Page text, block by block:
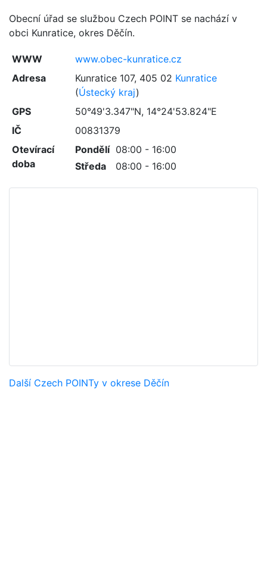
Obecní úřad se službou Czech POINT se nachází v
obci Kunratice, okres Děčín.
WWW
www.obec-kunratice.cz
Adresa
Kunratice 107, 405 02 Kunratice
(Ústecký kraj)
GPS
50°49'3.347"N, 14°24'53.824"E
IČ
00831379
Otevírací
doba
Pondělí 08:00 - 16:00
Středa
08:00 - 16:00
Další Czech POINTy v okrese Děčín